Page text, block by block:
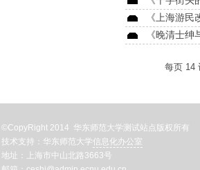
《上海游民
《晚清士
每页 14
©CopyRight 2014 华东师范大学测试站点版权所有
技术支持：华东师范大学信息化办公室
地址：上海市中山北路3663号